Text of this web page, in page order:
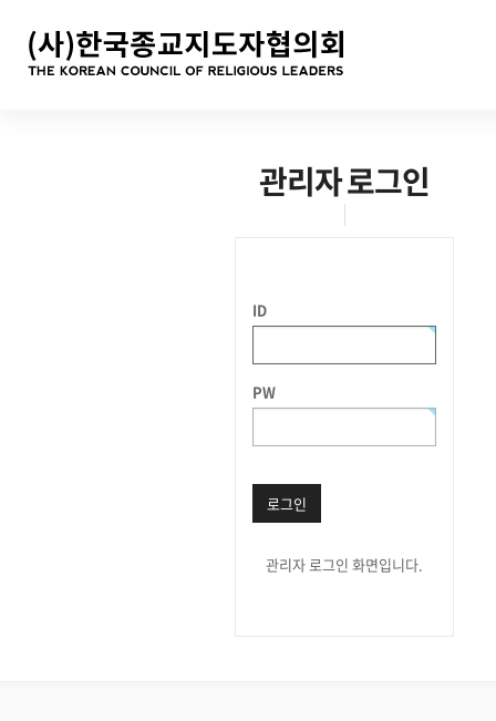
관리자 로그인
ID
PW
로그인
관리자 로그인 화면입니다.